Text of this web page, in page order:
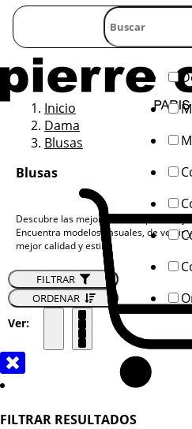
Inicio
Dama
Blusas
Blusas
Descubre las mejores blusas para
Encuentra modelos casuales, de vestir
mejor calidad y estilo.
FILTRAR
ORDENAR
Ver:
FILTRAR RESULTADOS